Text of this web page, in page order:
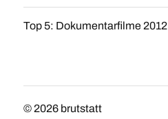
Top 5: Dokumentarfilme 2012
© 2026 brutstatt